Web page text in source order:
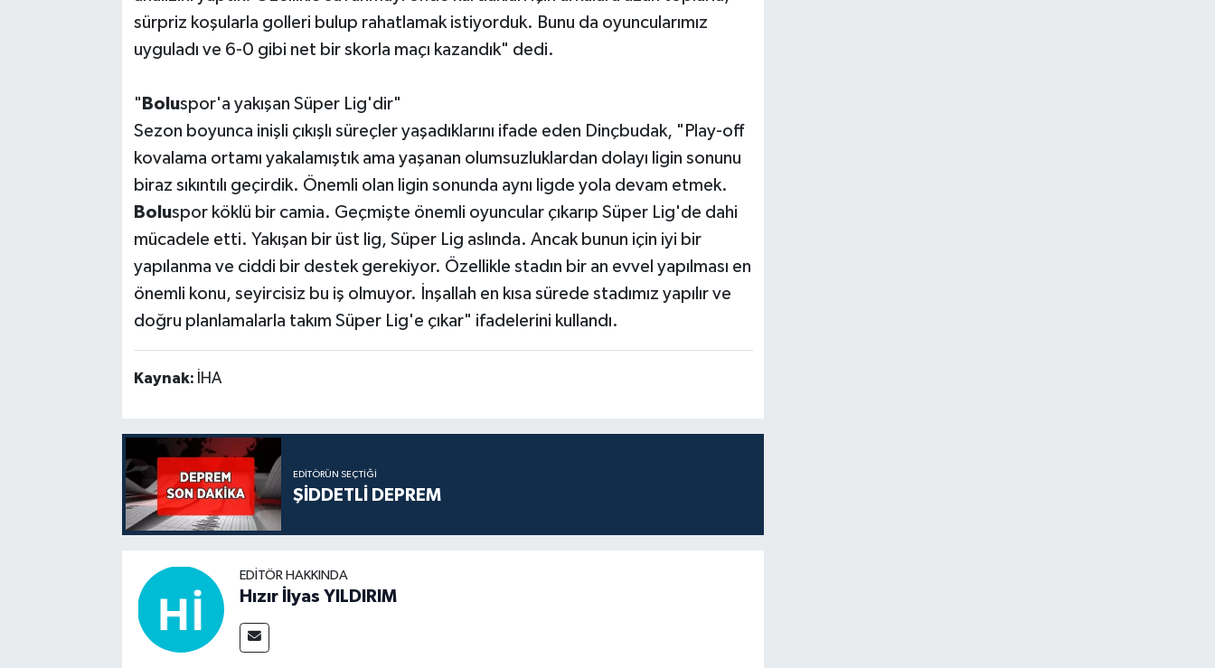
sürpriz koşularla golleri bulup rahatlamak istiyorduk. Bunu da oyuncularımız
uyguladı ve 6-0 gibi net bir skorla maçı kazandık" dedi.
" Boluspor'a yakışan Süper Lig'dir"
Sezon boyunca inişli çıkışlı süreçler yaşadıklarını ifade eden Dinçbudak, "Play-off
kovalama ortamı yakalamıştık ama yaşanan olumsuzluklardan dolayı ligin sonunu
biraz sıkıntılı geçirdik. Önemli olan ligin sonunda aynı ligde yola devam etmek.
Boluspor köklü bir camia. Geçmişte önemli oyuncular çıkarıp Süper Lig'de dahi
mücadele etti. Yakışan bir üst lig, Süper Lig aslında. Ancak bunun için iyi bir
yapılanma ve ciddi bir destek gerekiyor. Özellikle stadın bir an evvel yapılması en
önemli konu, seyircisiz bu iş olmuyor. İnşallah en kısa sürede stadımız yapılır ve
doğru planlamalarla takım Süper Lig'e çıkar" ifadelerini kullandı.
Kaynak: İHA
EDITÖRÜN SEÇTIĞI
ŞİDDETLİ DEPREM
EDITÖR HAKKINDA
Hızır İlyas YILDIRIM